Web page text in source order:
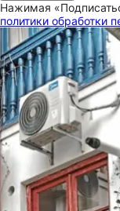
Нажимая
политики обработки